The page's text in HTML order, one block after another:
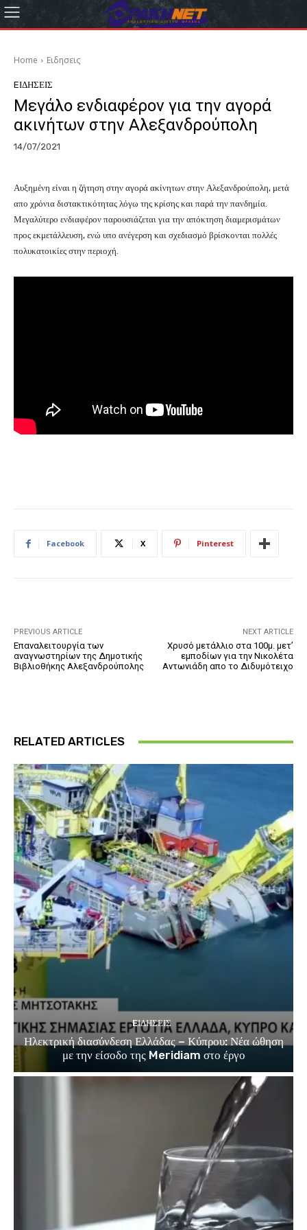
Home Eιδησεις
EΙΔΗΣΕΙΣ
Μεγάλο ενδιαφέρον για την αγορά
ακινήτων στην Αλεξανδρούπολη
14/07/2021
Αυξημένη είναι η ζήτηση στην αγορά ακίνητων στην Αλεξανδρούπολη, μετά
απο χρόνια διστακτικότητας λόγω της κρίσης και παρά την πανδημία.
Μεγαλύτερο ενδιαφέρον παρουσιάζεται για την απόκτηση διαμερισμάτων
προς εκμετάλλευση, ενώ υπο ανέγερση και σχεδιασμό βρίσκονται πολλές
πολυκατοικίες στην περιοχή.
Facebook X Pinterest
PREVIOUS ARTICLE
Επαναλειτουργία των
αναγνωστηρίων της Δημοτικής
Βιβλιοθήκης Αλεξανδρούπολης
NEXT ARTICLE
Χρυσό μετάλλιο στα 100μ. μετ’
εμποδίων για την Νικολέτα
Αντωνιάδη απο το Διδυμότειχο
RELATED ARTICLES
EΙΔΗΣΕΙΣ
Ηλεκτρική διασύνδεση Ελλάδας – Κύπρου: Νέα ώθηση
με την είσοδο της Meridiam στο έργο